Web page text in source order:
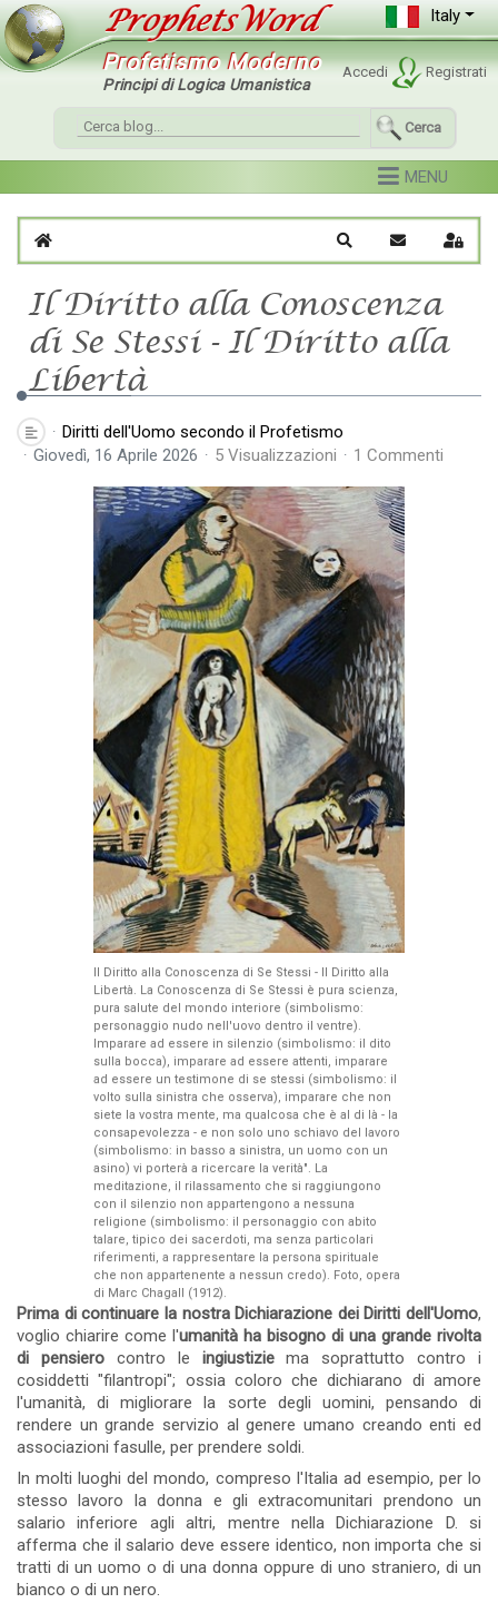
Italy
Profetismo Moderno
Principi di Logica Umanistica
Cerca
Home Cerca Iscriviti alSign
Il Diritto alla Conoscenza
di Se Stessi - Il Diritto alla
Libertà
Diritti dell'Uomo secondo il Profetismo
Giovedì, 16 Aprile 2026
5 Visualizzazioni 1 Commenti
Il Diritto alla Conoscenza di Se Stessi - Il Diritto alla
Libertà. La Conoscenza di Se Stessi è pura scienza,
pura salute del mondo interiore (simbolismo:
personaggio nudo nell'uovo dentro il ventre).
Imparare ad essere in silenzio (simbolismo: il dito
sulla bocca), imparare ad essere attenti, imparare
ad essere un testimone di se stessi (simbolismo: il
volto sulla sinistra che osserva), imparare che non
siete la vostra mente, ma qualcosa che è al di là - la
consapevolezza - e non solo uno schiavo del lavoro
(simbolismo: in basso a sinistra, un uomo con un
asino) vi porterà a ricercare la verità". La
meditazione, il rilassamento che si raggiungono
con il silenzio non appartengono a nessuna
religione (simbolismo: il personaggio con abito
talare, tipico dei sacerdoti, ma senza particolari
riferimenti, a rappresentare la persona spirituale
che non appartenente a nessun credo). Foto, opera
di Marc Chagall (1912).
Prima di continuare la nostra Dichiarazione dei Diritti dell'Uomo,
voglio chiarire come l'umanità ha bisogno di una grande rivolta
di pensierocontro le ingiustiziema soprattutto contro i
cosiddetti "filantropi"; ossia coloro che dichiarano di amore
l'umanità, di migliorare la sorte degli uomini, pensando di
rendere un grande servizio al genere umano creando enti ed
associazioni fasulle, per prendere soldi.
In molti luoghi del mondo, compreso l'Italia ad esempio, per lo
stesso lavoro la donna e gli extracomunitari prendono un
salario inferiore agli altri, mentre nella Dichiarazione D. si
afferma che il salario deve essere identico, non importa che si
tratti di un uomo o di una donna oppure di uno straniero, di un
bianco o di un nero.
Accedi Registrati